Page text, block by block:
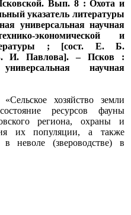
Вып. 8 : Охота и
указатель литературы
универсальная научная
экономической и
; [сост. Е. Б.
И. Павлова]. – Псков :
научная
хозяйство земли
ресурсов фауны
региона, охраны и
их популяции, а также
неволе (звероводстве) в